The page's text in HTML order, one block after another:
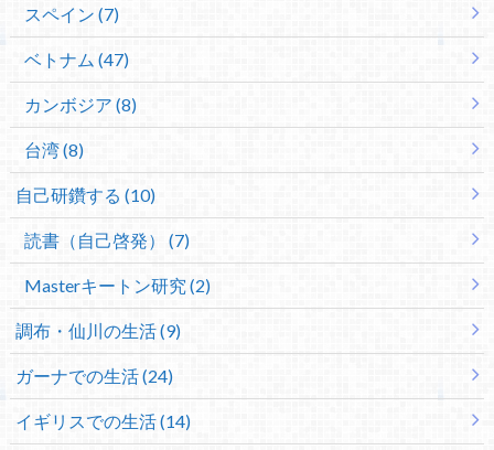
スペイン (7)
ベトナム (47)
カンボジア (8)
台湾 (8)
自己研鑽する (10)
読書（自己啓発） (7)
Masterキートン研究 (2)
調布・仙川の生活 (9)
ガーナでの生活 (24)
イギリスでの生活 (14)